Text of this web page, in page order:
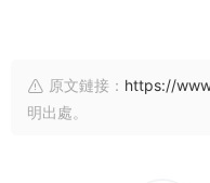
原文鏈接： https://
明出處。